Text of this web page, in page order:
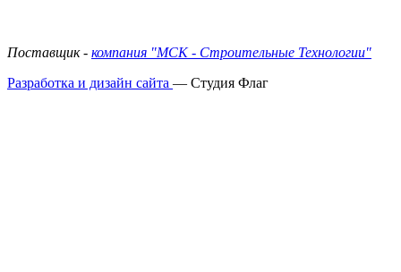
Поставщик - компания "МСК - Строительные Технологии"
Разработка и дизайн сайта — Студия Флаг